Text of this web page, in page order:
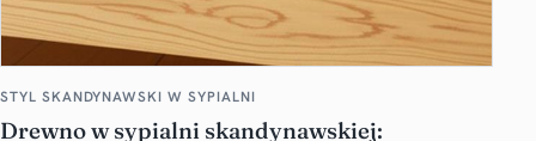
STYL SKANDYNAWSKI W SYPIALNI
Drewno w sypialni skandynawskiej: